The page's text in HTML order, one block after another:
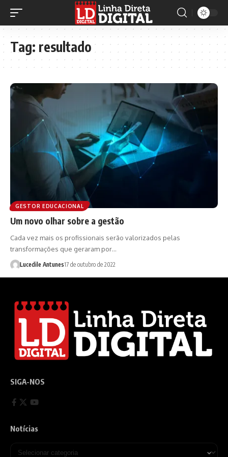
Tag: resultado
GESTOR EDUCACIONAL
Um novo olhar sobre a gestão
Cada vez mais os profissionais serão valorizados pelas
transformações que geraram por…
Lucedile Antunes17 de outubro de 2022
SIGA-NOS
Notícias